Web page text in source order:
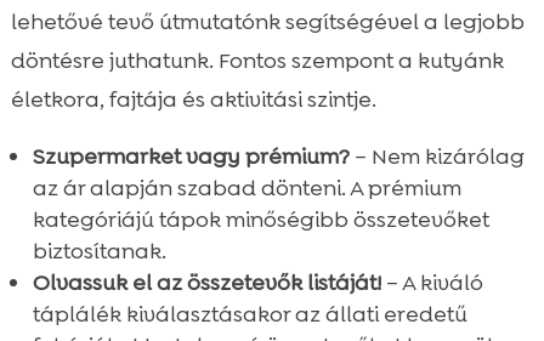
lehetővé tevő útmutatónk segítségével a legjobb
döntésre juthatunk. Fontos szempont a kutyánk
életkora, fajtája és aktivitási szintje.
Szupermarket vagy prémium?– Nem kizárólag
az ár alapján szabad dönteni. A prémium
kategóriájú tápok minőségibb összetevőket
biztosítanak.
Olvassuk el az összetevők listáját!– A kiváló
táplálék kiválasztásakor az állati eredetű